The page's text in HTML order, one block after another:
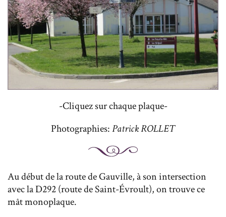
-Cliquez sur chaque plaque-
Photographies:Patrick ROLLET
Au début de la route de Gauville, à son intersection
avec la D292 (route de Saint-Évroult), on trouve ce
mât monoplaque.